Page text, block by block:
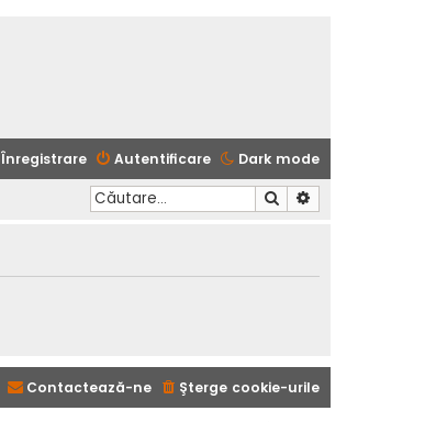
Dark mode
Autentificare
Înregistrare
Căutare
Şterge cookie-urile
Contactează-ne